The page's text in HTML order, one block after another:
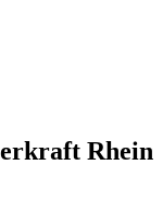
Rhein